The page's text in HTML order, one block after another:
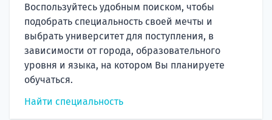
Воспользуйтесь удобным поиском, чтобы
подобрать специальность своей мечты и
выбрать университет для поступления, в
зависимости от города, образовательного
уровня и языка, на котором Вы планируете
обучаться.
Найти специальность